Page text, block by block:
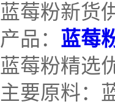
蓝莓粉新货
产品： 蓝莓
蓝莓粉精选
主要原料：